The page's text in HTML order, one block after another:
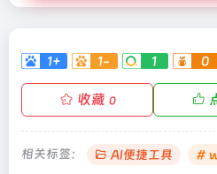
1+ 1- 1 0
收藏 0
相关标签： AI便捷工具 #